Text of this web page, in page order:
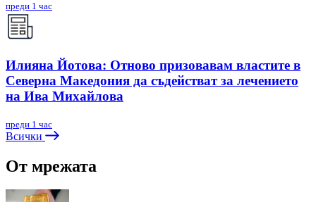
преди 1 час
Илияна Йотова: Отново призовавам властите в
Северна Македония да съдействат за лечението
на Ива Михайлова
преди 1 час
Всички
От мрежата